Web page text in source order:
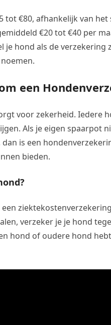
tot €80, afhankelijk van
€20 tot €40 per
je hond als de verzekering
een
voor zekerheid. Iedere
Als je eigen spaarpot
is een
bieden.
verzeker je je hond
hond of oudere hond